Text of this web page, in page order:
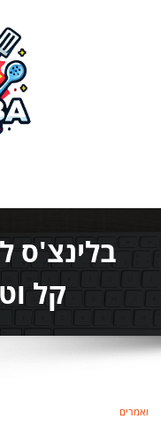
בלינצ'ס
קל
מאמרים